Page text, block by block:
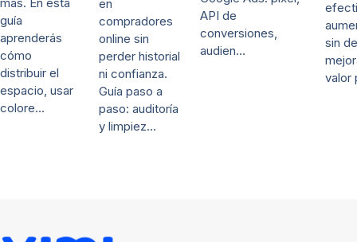
guía
aprenderás
cómo
distribuir el
espacio, usar
colore…
en
compradores
online sin
perder historial
ni confianza.
Guía paso a
paso: auditoría
y limpiez…
API de
conversiones,
audien…
sin
valor